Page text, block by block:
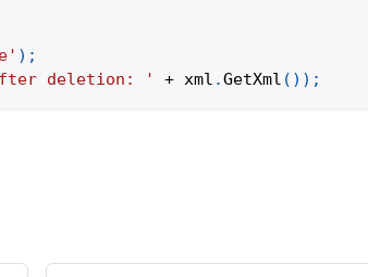
) ;
deletion: ' + xml .GetXml ( ) ) ;